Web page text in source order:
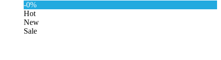
-0%
Hot
New
Sale